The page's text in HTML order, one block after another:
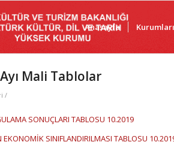
Anasayfa
Mali Tablolar
/
SONUÇLARI TABLOSU 10.2019
EKONOMİK SINIFLANDIRILMASI TABLOSU